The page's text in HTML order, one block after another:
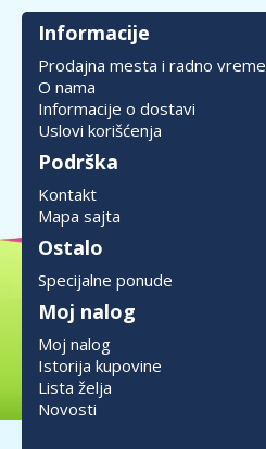
Informacije
Prodajna mesta i radno vreme
O nama
Informacije o dostavi
Uslovi korišćenja
Podrška
Kontakt
Mapa sajta
Ostalo
Specijalne ponude
Moj nalog
Moj nalog
Istorija kupovine
Lista želja
Novosti